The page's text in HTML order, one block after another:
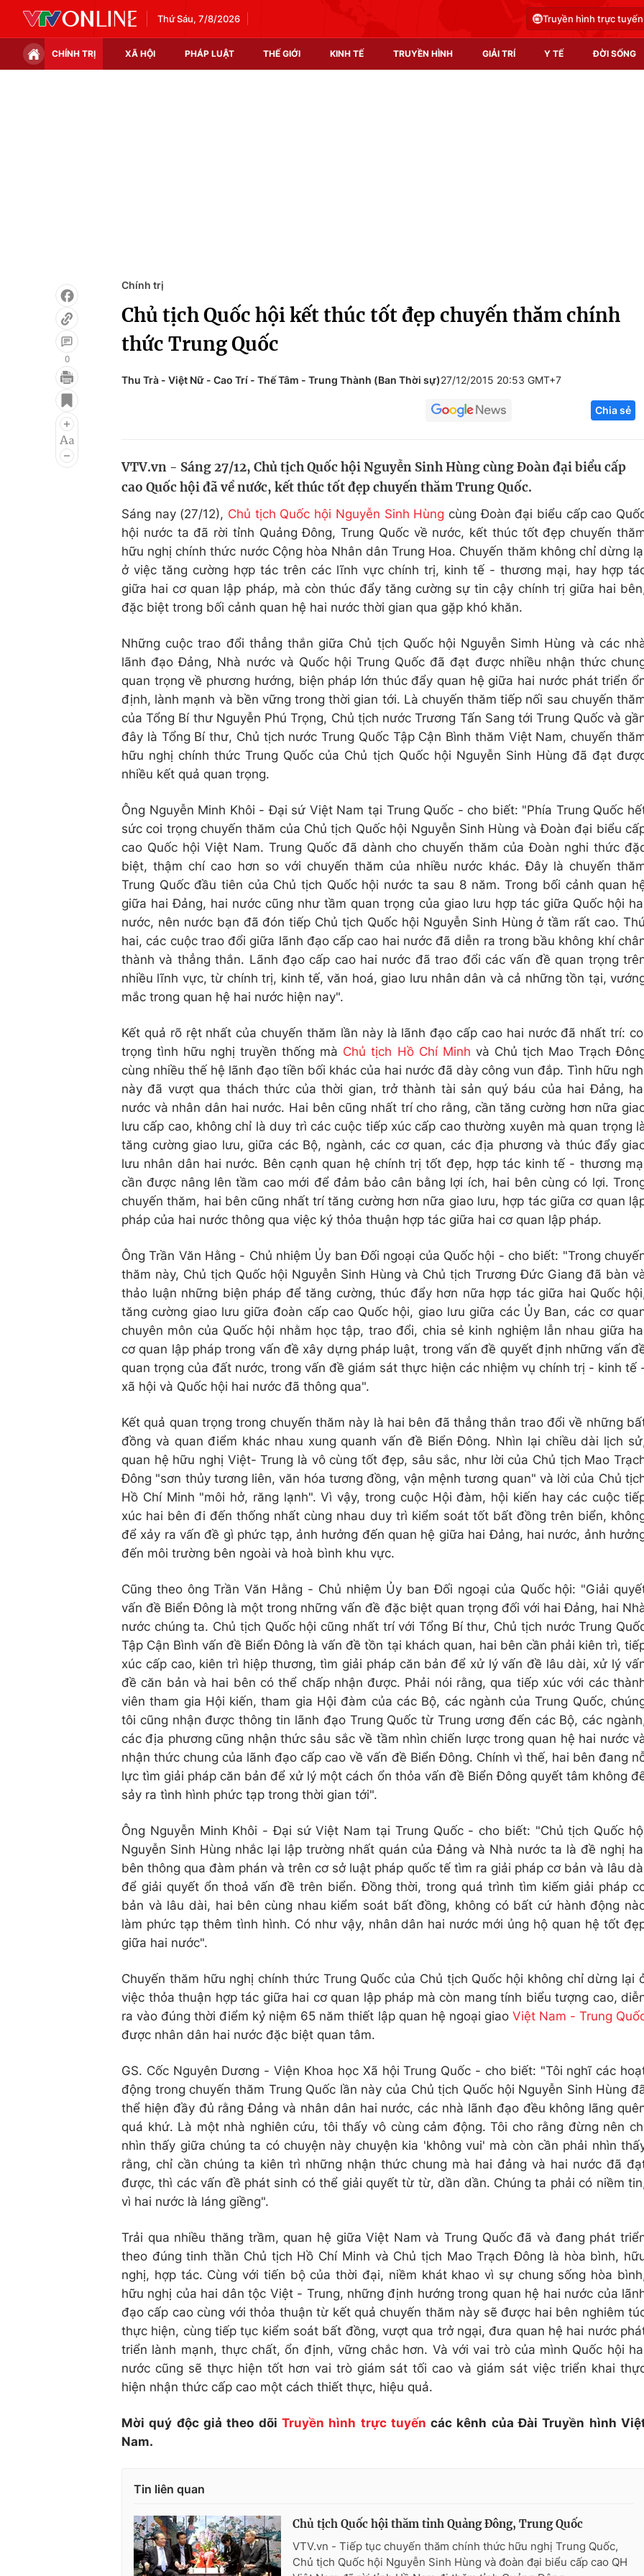
Thứ Sáu, 7/8/2026 Truyền hình trực tuyến
CHÍNH TRỊ XÃ HỘI PHÁP LUẬT THẾ GIỚI KINH TẾ TRUYỀN HÌNH GIẢI TRÍ Y TẾ ĐỜI SỐNG
Infographic
Điện ảnh
Âm nhạc
Chất lượng cuộc sống
Tuyển sinh
Hitech Công
Thị trường
0
Chính trị
Chủ tịch Quốc hội kết thúc tốt đẹp chuyến thăm chính
thức Trung Quốc
Thu Trà - Việt Nữ - Cao Trí - Thế Tâm - Trung Thành (Ban Thời sự)27/12/2015 20:53 GMT+7
Chia sẻ
VTV.vn - Sáng 27/12, Chủ tịch Quốc hội Nguyễn Sinh Hùng cùng Đoàn đại biểu cấp
cao Quốc hội đã về nước, kết thúc tốt đẹp chuyến thăm Trung Quốc.
Sáng nay (27/12), Chủ tịch Quốc hội Nguyễn Sinh Hùng cùng Đoàn đại biểu cấp cao
hội nước ta đã rời tỉnh Quảng Đông, Trung Quốc về nước, kết thúc tốt đẹp chuyến
hữu nghị chính thức nước Cộng hòa Nhân dân Trung Hoa. Chuyến thăm không chỉ dừng
ở việc tăng cường hợp tác trên các lĩnh vực chính trị, kinh tế - thương mại, hay hợp
giữa hai cơ quan lập pháp, mà còn thúc đẩy tăng cường sự tin cậy chính trị giữa hai
đặc biệt trong bối cảnh quan hệ hai nước thời gian qua gặp khó khăn.
Những cuộc trao đổi thẳng thắn giữa Chủ tịch Quốc hội Nguyễn Simh Hùng và các
lãnh đạo Đảng, Nhà nước và Quốc hội Trung Quốc đã đạt được nhiều nhận thức
quan trọng về phương hướng, biện pháp lớn thúc đẩy quan hệ giữa hai nước phát triển
định, lành mạnh và bền vững trong thời gian tới. Là chuyến thăm tiếp nối sau chuyến
của Tổng Bí thư Nguyễn Phú Trọng, Chủ tịch nước Trương Tấn Sang tới Trung Quốc và
đây là Tổng Bí thư, Chủ tịch nước Trung Quốc Tập Cận Bình thăm Việt Nam, chuyến
hữu nghị chính thức Trung Quốc của Chủ tịch Quốc hội Nguyễn Sinh Hùng đã đạt
nhiều kết quả quan trọng.
Ông Nguyễn Minh Khôi - Đại sứ Việt Nam tại Trung Quốc - cho biết: "Phía Trung Quốc
sức coi trọng chuyến thăm của Chủ tịch Quốc hội Nguyễn Sinh Hùng và Đoàn đại biểu
cao Quốc hội Việt Nam. Trung Quốc đã dành cho chuyến thăm của Đoàn nghi thức
biệt, thậm chí cao hơn so với chuyến thăm của nhiều nước khác. Đây là chuyến
Trung Quốc đầu tiên của Chủ tịch Quốc hội nước ta sau 8 năm. Trong bối cảnh quan
giữa hai Đảng, hai nước cũng như tầm quan trọng của giao lưu hợp tác giữa Quốc hội
nước, nên nước bạn đã đón tiếp Chủ tịch Quốc hội Nguyễn Sinh Hùng ở tầm rất cao.
hai, các cuộc trao đổi giữa lãnh đạo cấp cao hai nước đã diễn ra trong bầu không khí
thành và thẳng thắn. Lãnh đạo cấp cao hai nước đã trao đổi các vấn đề quan trọng
nhiều lĩnh vực, từ chính trị, kinh tế, văn hoá, giao lưu nhân dân và cả những tồn tại,
mắc trong quan hệ hai nước hiện nay".
Kết quả rõ rệt nhất của chuyến thăm lần này là lãnh đạo cấp cao hai nước đã nhất trí:
trọng tình hữu nghị truyền thống mà Chủ tịch Hồ Chí Minh và Chủ tịch Mao Trạch
cùng nhiều thế hệ lãnh đạo tiền bối khác của hai nước đã dày công vun đắp. Tình hữu
này đã vượt qua thách thức của thời gian, trở thành tài sản quý báu của hai Đảng,
nước và nhân dân hai nước. Hai bên cũng nhất trí cho rằng, cần tăng cường hơn nữa
lưu cấp cao, không chỉ là duy trì các cuộc tiếp xúc cấp cao thường xuyên mà quan trọng
tăng cường giao lưu, giữa các Bộ, ngành, các cơ quan, các địa phương và thúc đẩy
lưu nhân dân hai nước. Bên cạnh quan hệ chính trị tốt đẹp, hợp tác kinh tế - thương
cần được nâng lên tầm cao mới để đảm bảo cân bằng lợi ích, hai bên cùng có lợi.
chuyến thăm, hai bên cũng nhất trí tăng cường hơn nữa giao lưu, hợp tác giữa cơ quan
pháp của hai nước thông qua việc ký thỏa thuận hợp tác giữa hai cơ quan lập pháp.
Ông Trần Văn Hằng - Chủ nhiệm Ủy ban Đối ngoại của Quốc hội - cho biết: "Trong
thăm này, Chủ tịch Quốc hội Nguyễn Sinh Hùng và Chủ tịch Trương Đức Giang đã bàn
thảo luận những biện pháp để tăng cường, thúc đẩy hơn nữa hợp tác giữa hai Quốc
tăng cường giao lưu giữa đoàn cấp cao Quốc hội, giao lưu giữa các Ủy Ban, các cơ
chuyên môn của Quốc hội nhằm học tập, trao đổi, chia sẻ kinh nghiệm lẫn nhau giữa
cơ quan lập pháp trong vấn đề xây dựng pháp luật, trong vấn đề quyết định những vấn
quan trọng của đất nước, trong vấn đề giám sát thực hiện các nhiệm vụ chính trị - kinh tế
xã hội và Quốc hội hai nước đã thông qua".
Kết quả quan trọng trong chuyến thăm này là hai bên đã thẳng thắn trao đổi về những
đồng và quan điểm khác nhau xung quanh vấn đề Biển Đông. Nhìn lại chiều dài lịch
quan hệ hữu nghị Việt- Trung là vô cùng tốt đẹp, sâu sắc, như lời của Chủ tịch Mao
Đông "sơn thủy tương liên, văn hóa tương đồng, vận mệnh tương quan" và lời của Chủ
Hồ Chí Minh "môi hở, răng lạnh". Vì vậy, trong cuộc Hội đàm, hội kiến hay các cuộc
xúc hai bên đi đến thống nhất cùng nhau duy trì kiểm soát tốt bất đồng trên biển,
để xảy ra vấn đề gì phức tạp, ảnh hưởng đến quan hệ giữa hai Đảng, hai nước, ảnh
đến môi trường bên ngoài và hoà bình khu vực.
Cũng theo ông Trần Văn Hằng - Chủ nhiệm Ủy ban Đối ngoại của Quốc hội: "Giải
vấn đề Biển Đông là một trong những vấn đề đặc biệt quan trọng đối với hai Đảng, hai
nước chúng ta. Chủ tịch Quốc hội cũng nhất trí với Tổng Bí thư, Chủ tịch nước Trung
Tập Cận Bình vấn đề Biển Đông là vấn đề tồn tại khách quan, hai bên cần phải kiên trì,
xúc cấp cao, kiên trì hiệp thương, tìm giải pháp căn bản để xử lý vấn đề lâu dài, xử lý
đề căn bản và hai bên có thể chấp nhận được. Phải nói rằng, qua tiếp xúc với các
viên tham gia Hội kiến, tham gia Hội đàm của các Bộ, các ngành của Trung Quốc,
tôi cũng nhận được thông tin lãnh đạo Trung Quốc từ Trung ương đến các Bộ, các
các địa phương cũng nhận thức sâu sắc về tầm nhìn chiến lược trong quan hệ hai nước
nhận thức chung của lãnh đạo cấp cao về vấn đề Biển Đông. Chính vì thế, hai bên đang
lực tìm giải pháp căn bản để xử lý một cách ổn thỏa vấn đề Biển Đông quyết tâm không
sảy ra tình hình phức tạp trong thời gian tới".
Ông Nguyễn Minh Khôi - Đại sứ Việt Nam tại Trung Quốc - cho biết: "Chủ tịch Quốc
Nguyễn Sinh Hùng nhắc lại lập trường nhất quán của Đảng và Nhà nước ta là đề nghị
bên thông qua đàm phán và trên cơ sở luật pháp quốc tế tìm ra giải pháp cơ bản và lâu
để giải quyết ổn thoả vấn đề trên biển. Đồng thời, trong quá trình tìm kiếm giải pháp
bản và lâu dài, hai bên cùng nhau kiểm soát bất đồng, không có bất cứ hành động
làm phức tạp thêm tình hình. Có như vậy, nhân dân hai nước mới ủng hộ quan hệ tốt
giữa hai nước".
Chuyến thăm hữu nghị chính thức Trung Quốc của Chủ tịch Quốc hội không chỉ dừng lại
việc thỏa thuận hợp tác giữa hai cơ quan lập pháp mà còn mang tính biểu tượng cao,
ra vào đúng thời điểm kỷ niệm 65 năm thiết lập quan hệ ngoại giao Việt Nam - Trung
được nhân dân hai nước đặc biệt quan tâm.
GS. Cốc Nguyên Dương - Viện Khoa học Xã hội Trung Quốc - cho biết: "Tôi nghĩ các
động trong chuyến thăm Trung Quốc lần này của Chủ tịch Quốc hội Nguyễn Sinh Hùng
thể hiện đầy đủ rằng Đảng và nhân dân hai nước, các nhà lãnh đạo đều không lãng
quá khứ. Là một nhà nghiên cứu, tôi thấy vô cùng cảm động. Tôi cho rằng đừng nên
nhìn thấy giữa chúng ta có chuyện này chuyện kia 'không vui' mà còn cần phải nhìn
rằng, chỉ cần chúng ta kiên trì những nhận thức chung mà hai đảng và hai nước đã
được, thì các vấn đề phát sinh có thể giải quyết từ từ, dần dần. Chúng ta phải có niềm
vì hai nước là láng giềng".
Trải qua nhiều thăng trầm, quan hệ giữa Việt Nam và Trung Quốc đã và đang phát
theo đúng tinh thần Chủ tịch Hồ Chí Minh và Chủ tịch Mao Trạch Đông là hòa bình,
nghị, hợp tác. Cùng với tiến bộ của thời đại, niềm khát khao vì sự chung sống hòa
hữu nghị của hai dân tộc Việt - Trung, những định hướng trong quan hệ hai nước của
đạo cấp cao cùng với thỏa thuận từ kết quả chuyến thăm này sẽ được hai bên nghiêm
thực hiện, cùng tiếp tục kiểm soát bất đồng, vượt qua trở ngại, đưa quan hệ hai nước
triển lành mạnh, thực chất, ổn định, vững chắc hơn. Và với vai trò của mình Quốc hội
nước cũng sẽ thực hiện tốt hơn vai trò giám sát tối cao và giám sát việc triển khai
hiện nhận thức cấp cao một cách thiết thực, hiệu quả.
Mời quý độc giả theo dõi Truyền hình trực tuyến các kênh của Đài Truyền hình
Nam.
Tin liên quan
Chủ tịch Quốc hội thăm tỉnh Quảng Đông, Trung Quốc
VTV.vn - Tiếp tục chuyến thăm chính thức hữu nghị Trung Quốc,
Chủ tịch Quốc hội Nguyễn Sinh Hùng và đoàn đại biểu cấp cao QH